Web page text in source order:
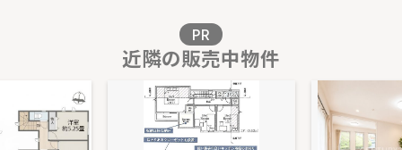
販売価格を見る
東急田園都市線「田奈」中古戸建
-｜4LDK｜81.97㎡｜南西
PR
近隣の販売中物件